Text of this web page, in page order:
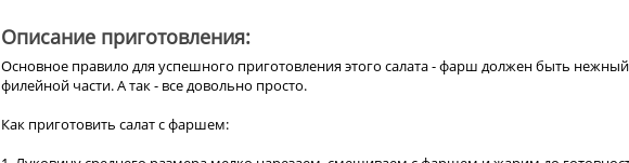
Описание приготовления:
Основное правило для успешного приготовления этого салата - фарш должен быть
филейной части. А так - все довольно просто.
Как приготовить салат с фаршем: